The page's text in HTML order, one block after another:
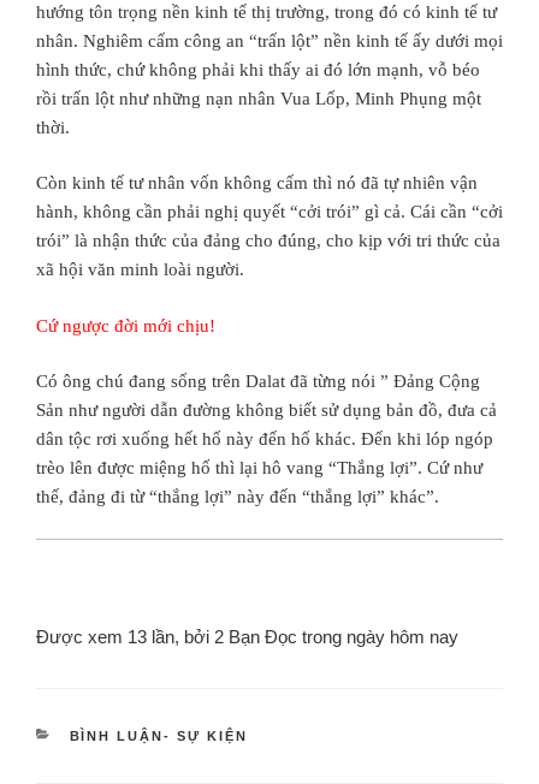
hướng tôn trọng nền kinh tế thị trường, trong đó có kinh tế tư
nhân. Nghiêm cấm công an “trấn lột” nền kinh tế ấy dưới mọi
hình thức, chứ không phải khi thấy ai đó lớn mạnh, vỗ béo
rồi trấn lột như những nạn nhân Vua Lốp, Minh Phụng một
thời.
Còn kinh tế tư nhân vốn không cấm thì nó đã tự nhiên vận
hành, không cần phải nghị quyết “cởi trói” gì cả. Cái cần “cởi
trói” là nhận thức của đảng cho đúng, cho kịp với tri thức của
xã hội văn minh loài người.
Cứ ngược đời mới chịu!
Có ông chú đang sống trên Dalat đã từng nói ” Đảng Cộng
Sản như người dẫn đường không biết sử dụng bản đồ, đưa cả
dân tộc rơi xuống hết hố này đến hố khác. Đến khi lóp ngóp
trèo lên được miệng hố thì lại hô vang “Thắng lợi”. Cứ như
thế, đảng đi từ “thắng lợi” này đến “thắng lợi” khác”.
Được xem 13 lần, bởi 2 Bạn Đọc trong ngày hôm nay
BÌNH LUẬN- SỰ KIỆN